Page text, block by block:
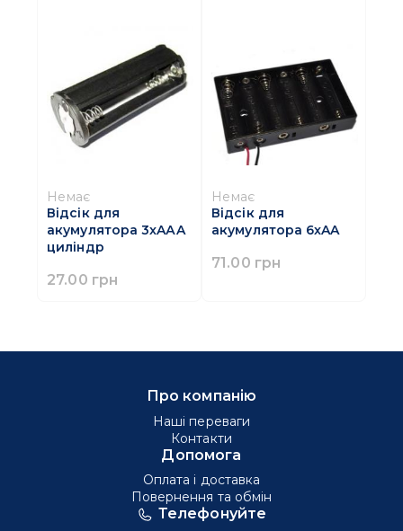
Немає
Відсік для
акумулятора 3xAАA
циліндр
27.00 грн
Немає
Відсік для
акумулятора 6xAA
71.00 грн
Телефонуйте
Про компанію
Наші переваги
Контакти
Допомога
Оплата і доставка
Повернення та обмін